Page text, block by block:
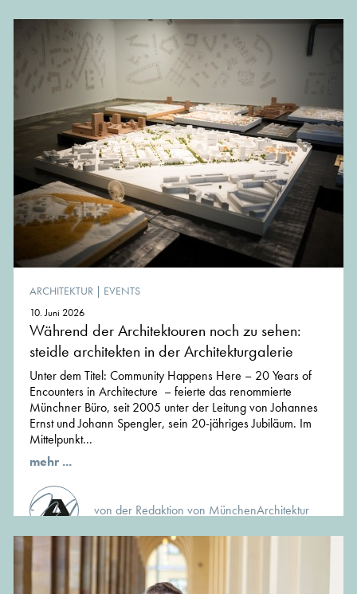
ARCHITEKTUR | EVENTS
10. Juni 2026
Während der Architektouren noch zu sehen:
steidle architekten in der Architekturgalerie
Unter dem Titel: Community Happens Here – 20 Years of
Encounters in Architecture – feierte das renommierte
Münchner Büro, seit 2005 unter der Leitung von Johannes
Ernst und Johann Spengler, sein 20-jähriges Jubiläum. Im
Mittelpunkt...
mehr ...
von der Redaktion von MünchenArchitektur